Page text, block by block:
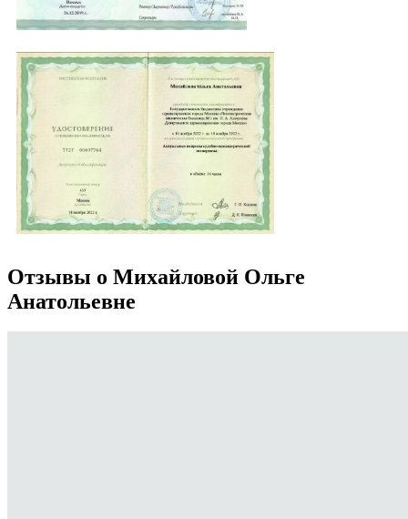
Отзывы о Михайловой Ольге
Анатольевне